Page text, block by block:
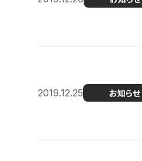
2019.12.25 お知らせ